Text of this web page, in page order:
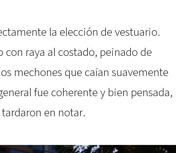
la elección de vestuario.
raya al costado, peinado de
mechones que caían suavemente
fue coherente y bien pensada,
en notar.